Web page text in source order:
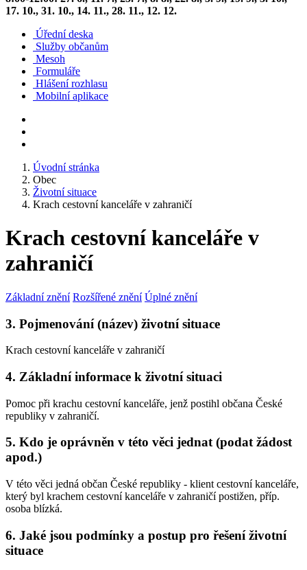
17. 10., 31. 10., 14. 11., 28. 11., 12. 12.
Úřední deska
Služby občanům
Mesoh
Formuláře
Hlášení rozhlasu
Mobilní aplikace
Úvodní stránka
Obec
Životní situace
Krach cestovní kanceláře v zahraničí
Krach cestovní kanceláře v
zahraničí
Základní znění Rozšířené znění Úplné znění
3. Pojmenování (název) životní situace
Krach cestovní kanceláře v zahraničí
4. Základní informace k životní situaci
Pomoc při krachu cestovní kanceláře, jenž postihl občana České
republiky v zahraničí.
5. Kdo je oprávněn v této věci jednat (podat žádost
apod.)
V této věci jedná občan České republiky - klient cestovní kanceláře,
který byl krachem cestovní kanceláře v zahraničí postižen, příp.
osoba blízká.
6. Jaké jsou podmínky a postup pro řešení životní
situace